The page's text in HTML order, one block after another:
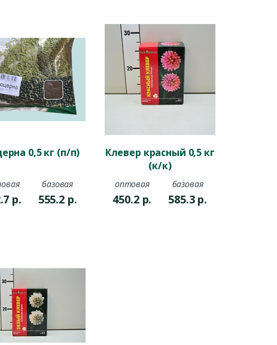
0,5 кг (п/п)
р.
базовая
555.2 р.
Клевер красный 0,5 кг
(к/к)
оптовая
450.2 р.
базовая
585.3 р.